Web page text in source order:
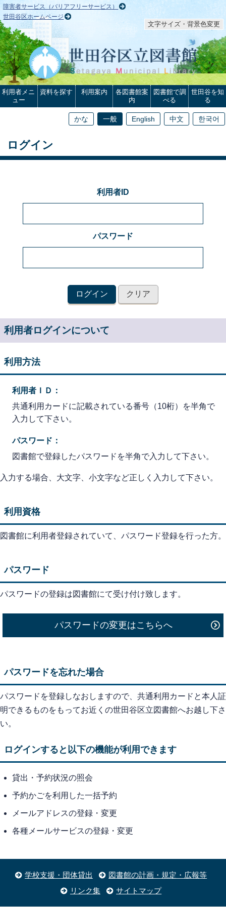
本文へ
障害者サービス（バリアフリーサービス）
世田谷区ホームページ
文字サイズ・背景色変更
利用者メニ
ュー
資料を探す 利用案内
各図書館案
内
図書館で調
べる
世田谷を知
る
かな 一般 English 中文 한국어
ログイン
利用者ID
パスワード
利用者ログインについて
利用方法
利用者ＩＤ：
共通利用カードに記載されている番号（10桁）を半角で
入力して下さい。
パスワード：
図書館で登録したパスワードを半角で入力して下さい。
入力する場合、大文字、小文字など正しく入力して下さい。
利用資格
図書館に利用者登録されていて、パスワード登録を行った方。
パスワード
パスワードの登録は図書館にて受け付け致します。
パスワードの変更はこちらへ
パスワードを忘れた場合
パスワードを登録しなおしますので、共通利用カードと本人証
明できるものをもってお近くの世田谷区立図書館へお越し下さ
い。
ログインすると以下の機能が利用できます
貸出・予約状況の照会
予約かごを利用した一括予約
メールアドレスの登録・変更
各種メールサービスの登録・変更
学校支援・団体貸出
図書館の計画・規定・広報等
リンク集
サイトマップ